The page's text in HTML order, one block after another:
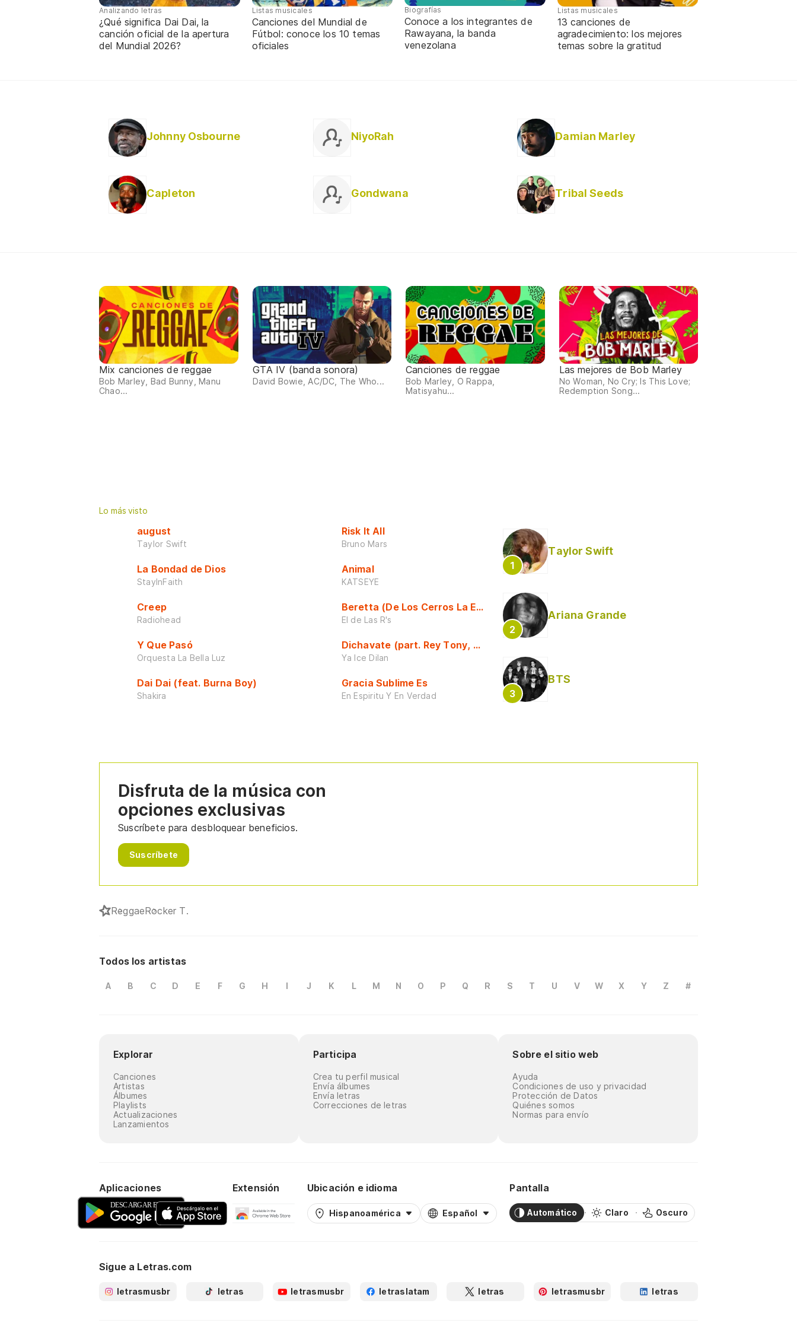
Analizando letras
¿Qué significa Dai Dai, la
canción oficial de la apertura
del Mundial 2026?
Listas musicales
Canciones del Mundial de
Fútbol: conoce los 10 temas
oficiales
Biografías
Conoce a los integrantes de
Rawayana, la banda
venezolana
Listas musicales
13 canciones de
agradecimiento: los mejores
temas sobre la gratitud
Johnny Osbourne NiyoRah Damian Marley
Capleton Gondwana Tribal Seeds
Mix canciones de reggae
Bob Marley, Bad Bunny, Manu
Chao...
GTA IV (banda sonora)
David Bowie, AC/DC, The Who...
Canciones de reggae
Bob Marley, O Rappa,
Matisyahu...
Las mejores de Bob Marley
No Woman, No Cry; Is This Love;
Redemption Song...
Lo más visto
august
Taylor Swift
La Bondad de Dios
StayInFaith
Creep
Radiohead
Y Que Pasó
Orquesta La Bella Luz
Dai Dai (feat. Burna Boy)
Shakira
Risk It All
Bruno Mars
Animal
KATSEYE
Beretta (De Los Cerros La Escuela)
El de Las R's
Dichavate (part. Rey Tony, Dj Honda y Helabusador) [explícita]
Ya Ice Dilan
Gracia Sublime Es
En Espiritu Y En Verdad
Taylor Swift
Ariana Grande
BTS
Disfruta de la música con
opciones exclusivas
Suscríbete para desbloquear beneficios.
Suscríbete
ReggaeRocker T.
Todos los artistas
A B C D E F G H I J K L M N O P Q R S T U V W X Y Z #
Explorar
Canciones
Artistas
Álbumes
Playlists
Actualizaciones
Lanzamientos
Participa
Crea tu perfil musical
Envía álbumes
Envía letras
Correcciones de letras
Sobre el sitio web
Ayuda
Condiciones de uso y privacidad
Protección de Datos
Quiénes somos
Normas para envío
Aplicaciones Extensión Ubicación e idioma
Hispanoamérica Español
Pantalla
Automático Claro Oscuro
Sigue a Letras.com
letrasmusbr letras letrasmusbr letraslatam letras letrasmusbr letras